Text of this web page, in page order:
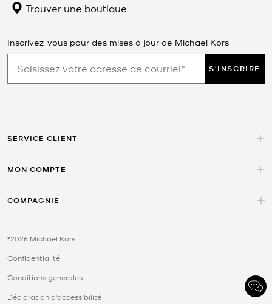
Trouver une boutique
Inscrivez-vous pour des mises à jour de Michael Kors
S'INSCRIRE
SERVICE CLIENT
MON COMPTE
COMPAGNIE
©2026 Michael Kors
Confidentialité
Conditions génerales
Déclaration d'accessibilité